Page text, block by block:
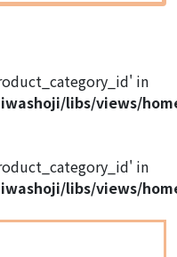
in
libs/views/
in
libs/views/